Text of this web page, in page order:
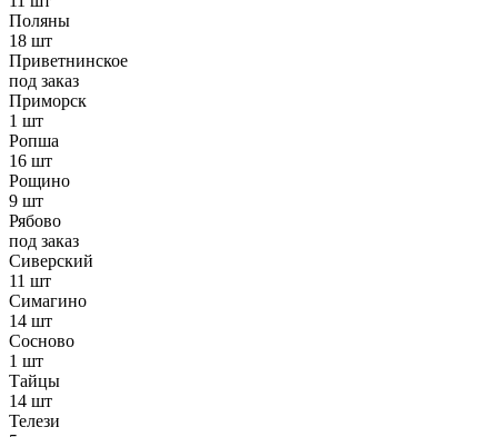
Поляны
18 шт
Приветнинское
под заказ
Приморск
1 шт
Ропша
16 шт
Рощино
9 шт
Рябово
под заказ
Сиверский
11 шт
Симагино
14 шт
Сосново
1 шт
Тайцы
14 шт
Телези